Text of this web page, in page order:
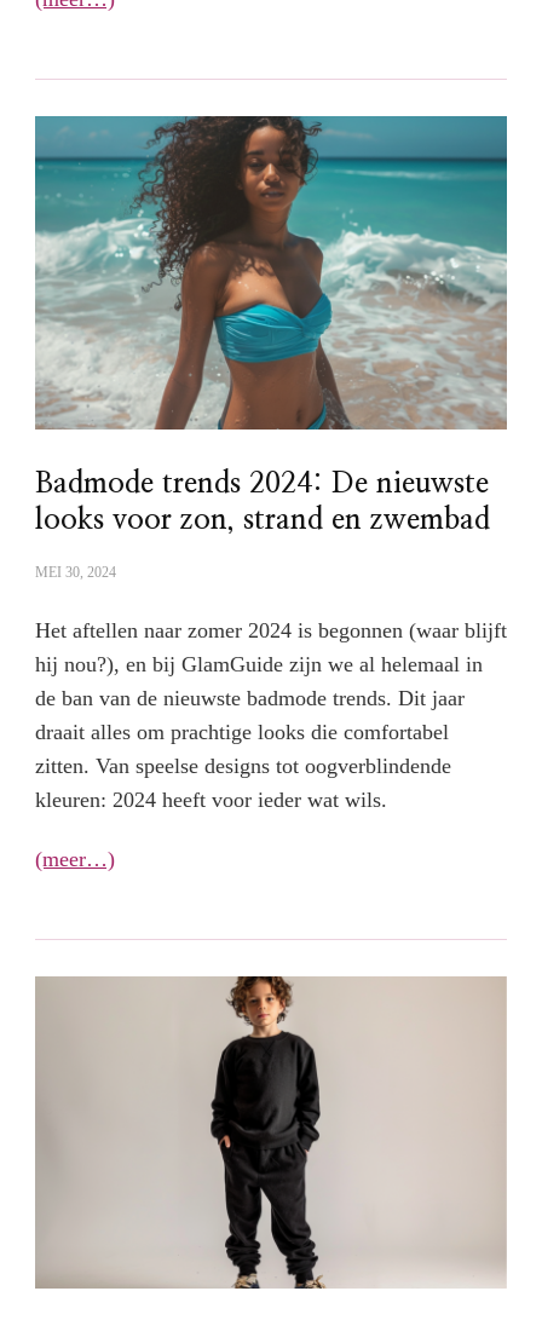
Badmode trends 2024: De nieuwste
looks voor zon, strand en zwembad
MEI 30, 2024
Het aftellen naar zomer 2024 is begonnen (waar blijft
hij nou?), en bij GlamGuide zijn we al helemaal in
de ban van de nieuwste badmode trends. Dit jaar
draait alles om prachtige looks die comfortabel
zitten. Van speelse designs tot oogverblindende
kleuren: 2024 heeft voor ieder wat wils.
(meer…)